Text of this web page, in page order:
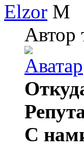
Elzor
Автор
С